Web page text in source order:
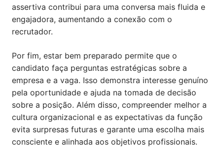
assertiva contribui para uma conversa mais fluida e
engajadora, aumentando a conexão com o
recrutador.
Por fim, estar bem preparado permite que o
candidato faça perguntas estratégicas sobre a
empresa e a vaga. Isso demonstra interesse genuíno
pela oportunidade e ajuda na tomada de decisão
sobre a posição. Além disso, compreender melhor a
cultura organizacional e as expectativas da função
evita surpresas futuras e garante uma escolha mais
consciente e alinhada aos objetivos profissionais.